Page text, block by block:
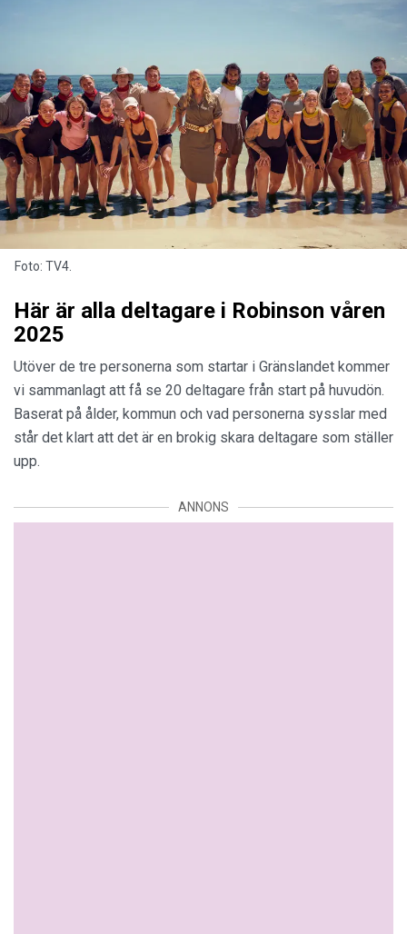
Foto: TV4.
Här är alla deltagare i Robinson våren
2025
Utöver de tre personerna som startar i Gränslandet kommer
vi sammanlagt att få se 20 deltagare från start på huvudön.
Baserat på ålder, kommun och vad personerna sysslar med
står det klart att det är en brokig skara deltagare som ställer
upp.
ANNONS